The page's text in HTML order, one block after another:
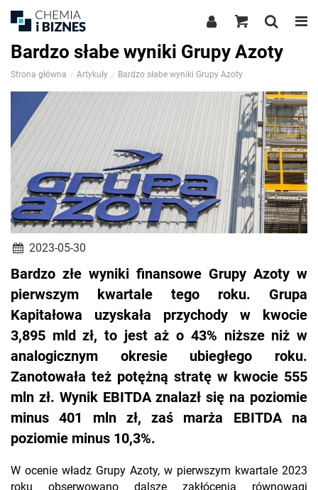
Bardzo słabe wyniki Grupy Azoty
Strona główna Artykuły Bardzo słabe wyniki Grupy Azoty
2023-05-30
Bardzo złe wyniki finansowe Grupy Azoty w
pierwszym kwartale tego roku. Grupa
Kapitałowa uzyskała przychody w kwocie
3,895 mld zł, to jest aż o 43% niższe niż w
analogicznym okresie ubiegłego roku.
Zanotowała też potężną stratę w kwocie 555
mln zł. Wynik EBITDA znalazł się na poziomie
minus 401 mln zł, zaś marża EBITDA na
poziomie minus 10,3%.
W ocenie władz Grupy Azoty, w pierwszym kwartale 2023
roku obserwowano dalsze zakłócenia równowagi